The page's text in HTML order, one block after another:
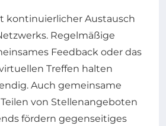
kontinuierlicher Austausch
Regelmäßige
Feedback oder das
Treffen halten
Auch gemeinsame
von Stellenangeboten
fördern gegenseitiges